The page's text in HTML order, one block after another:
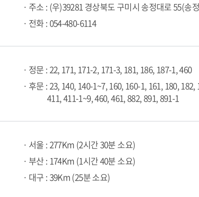
· 주소 : (우)39281 경상북도 구미시 송정대로 55(송
· 전화 : 054-480-6114
· 정문 : 22, 171, 171-2, 171-3, 181, 186, 187-1, 460
· 후문 : 23, 140, 140-1~7, 160, 160-1, 161, 180,
411, 411-1~9, 460, 461, 882, 891, 891-1
· 서울 : 277Km (2시간 30분 소요)
· 부산 : 174Km (1시간 40분 소요)
· 대구 : 39Km (25분 소요)